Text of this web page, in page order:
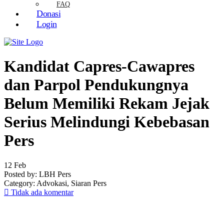
FAQ
Donasi
Login
Kandidat Capres-Cawapres
dan Parpol Pendukungnya
Belum Memiliki Rekam Jejak
Serius Melindungi Kebebasan
Pers
12 Feb
Posted by: LBH Pers
Category: Advokasi, Siaran Pers
Tidak ada komentar